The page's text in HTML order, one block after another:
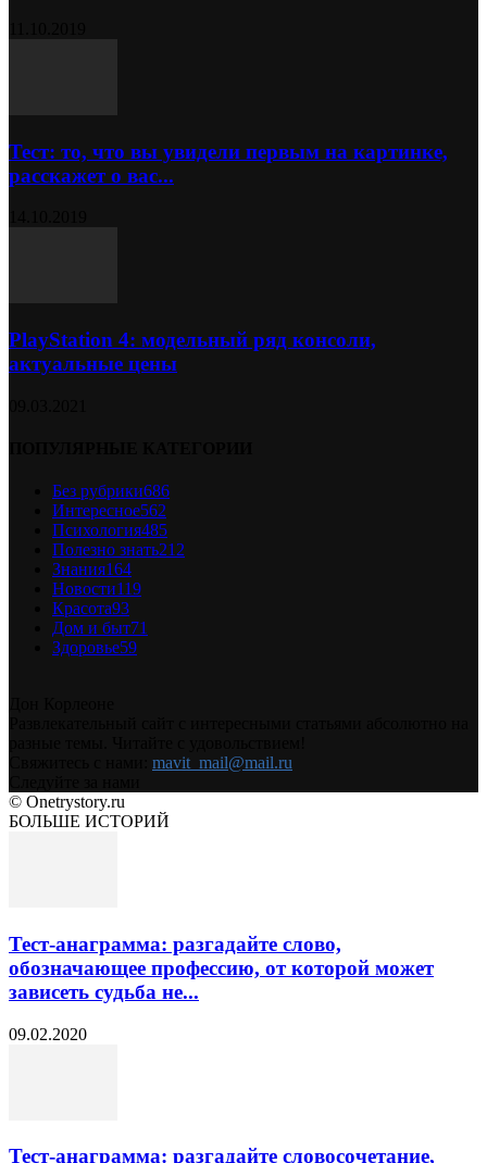
Тест: то, что вы увидели первым на картинке,
расскажет о вас...
PlayStation 4: модельный ряд консоли,
актуальные цены
Без рубрики686
Интересное562
Психология485
Полезно знать212
Знания164
Новости119
Красота93
Дом и быт71
Здоровье59
mavit_mail@mail.ru
© Onetrystory.ru
БОЛЬШЕ ИСТОРИЙ
Тест-анаграмма: разгадайте слово,
обозначающее профессию, от которой может
зависеть судьба не...
09.02.2020
Тест-анаграмма: разгадайте словосочетание,